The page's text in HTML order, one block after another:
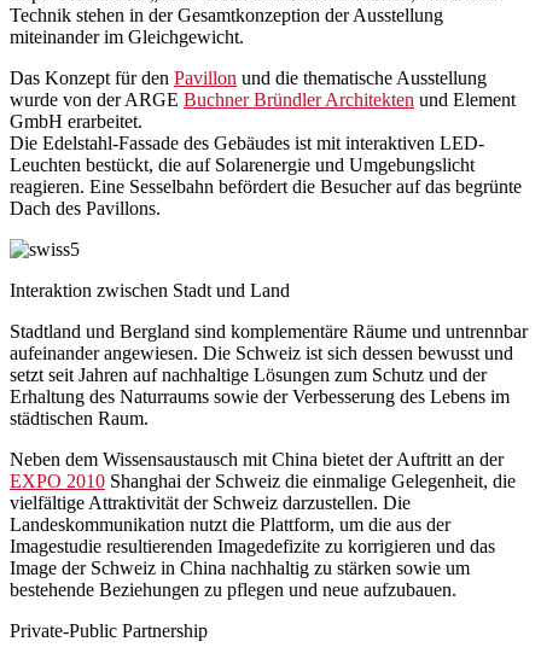
Technik stehen in der Gesamtkonzeption der Ausstellung
miteinander im Gleichgewicht.
Das Konzept für den Pavillon und die thematische Ausstellung
wurde von der ARGE Buchner Bründler Architekten und Element
GmbH erarbeitet.
Die Edelstahl-Fassade des Gebäudes ist mit interaktiven LED-
Leuchten bestückt, die auf Solarenergie und Umgebungslicht
reagieren. Eine Sesselbahn befördert die Besucher auf das begrünte
Dach des Pavillons.
Interaktion zwischen Stadt und Land
Stadtland und Bergland sind komplementäre Räume und untrennbar
aufeinander angewiesen. Die Schweiz ist sich dessen bewusst und
setzt seit Jahren auf nachhaltige Lösungen zum Schutz und der
Erhaltung des Naturraums sowie der Verbesserung des Lebens im
städtischen Raum.
Neben dem Wissensaustausch mit China bietet der Auftritt an der
EXPO 2010 Shanghai der Schweiz die einmalige Gelegenheit, die
vielfältige Attraktivität der Schweiz darzustellen. Die
Landeskommunikation nutzt die Plattform, um die aus der
Imagestudie resultierenden Imagedefizite zu korrigieren und das
Image der Schweiz in China nachhaltig zu stärken sowie um
bestehende Beziehungen zu pflegen und neue aufzubauen.
Private-Public Partnership